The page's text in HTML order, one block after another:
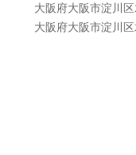
大阪府大阪市淀川
大阪府大阪市淀川